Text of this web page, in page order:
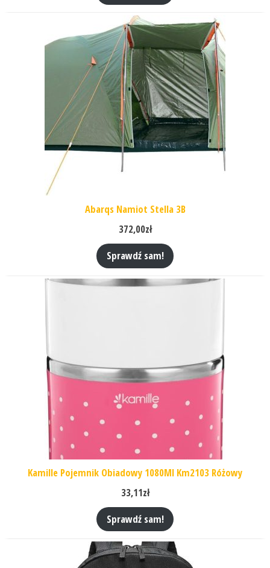
Abarqs Namiot Stella 3B
372,00zł
Sprawdź sam!
Kamille Pojemnik Obiadowy 1080Ml Km2103 Różowy
33,11zł
Sprawdź sam!